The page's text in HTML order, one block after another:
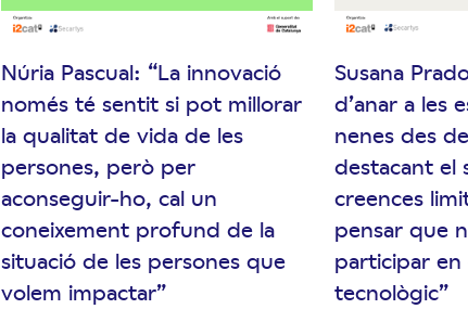
Núria Pascual: “La innovació
només té sentit si pot millorar
la qualitat de vida de les
persones, però per
aconseguir-ho, cal un
coneixement profund de la
situació de les persones que
volem impactar”
Susana
d’anar a les
nenes des
destacant el
creences
pensar que
participar
tecnològic”